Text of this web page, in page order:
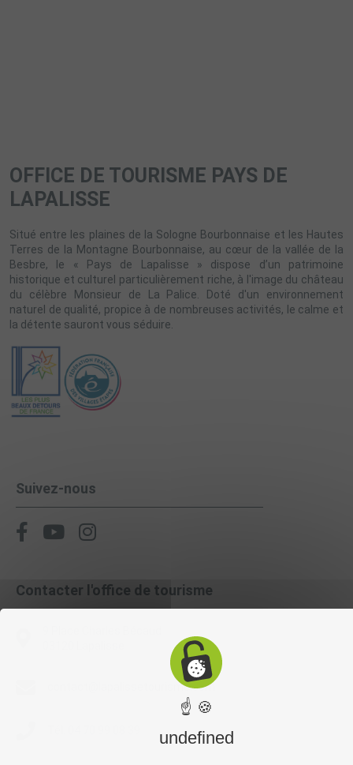
OFFICE DE TOURISME PAYS DE
LAPALISSE
Situé entre les plaines de la Sologne Bourbonnaise et les Hautes
Terres de la Montagne Bourbonnaise, au cœur de la vallée de la
Besbre, le « Pays de Lapalisse » dispose d’un patrimoine
historique et culturel particulièrement riche, à l'image du château
du célèbre Monsieur de La Palice. Doté d'un environnement
naturel de qualité, propice à de nombreuses activités, le calme et
la détente sauront vous séduire.
Suivez-nous
Contacter l'office de tourisme
contact@lapalissetourisme.com
☝ 🍪
undefined